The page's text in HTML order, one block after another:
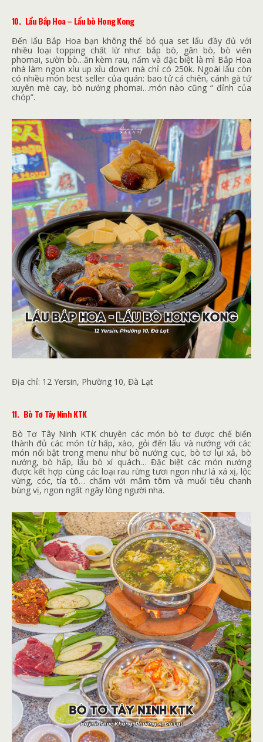
10. Lẩu Bắp Hoa – Lẩu bò Hong Kong
Đến lẩu Bắp Hoa bạn không thể bỏ qua set lẩu đầy đủ với
nhiều loại topping chất lừ như: bắp bò, gân bò, bò viên
phomai, sườn bò…ăn kèm rau, nấm và đặc biệt là mì Bắp Hoa
nhà làm ngon xỉu up xỉu down mà chỉ có 250k. Ngoài lẩu còn
có nhiều món best seller của quán: bao tử cá chiên, cánh gà tứ
xuyên mè cay, bò nướng phomai…món nào cũng “ đỉnh của
chóp”.
Địa chỉ: 12 Yersin, Phường 10, Đà Lạt
11. Bò Tơ Tây Ninh KTK
Bò Tơ Tây Ninh KTK chuyên các món bò tơ được chế biến
thành đủ các món từ hấp, xào, gỏi đến lẩu và nướng với các
món nổi bật trong menu như bò nướng cục, bò tơ lụi xả, bò
nướng, bò hấp, lẩu bò xí quách… Đặc biệt các món nướng
được kết hợp cùng các loại rau rừng tươi ngon như lá xá xị, lộc
vừng, cóc, tía tô… chấm với mắm tôm và muối tiêu chanh
bùng vị, ngon ngất ngây lòng người nha.